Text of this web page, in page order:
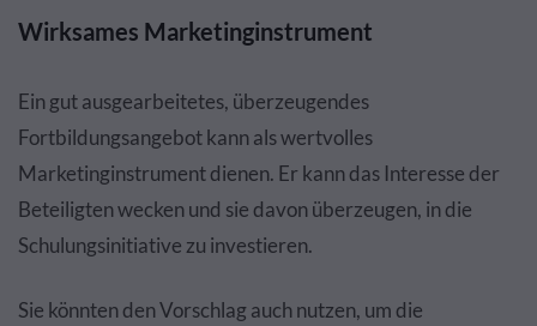
Wirksames Marketinginstrument
Ein gut ausgearbeitetes, überzeugendes
Fortbildungsangebot kann als wertvolles
Marketinginstrument dienen. Er kann das Interesse der
Beteiligten wecken und sie davon überzeugen, in die
Schulungsinitiative zu investieren.
Sie könnten den Vorschlag auch nutzen, um die